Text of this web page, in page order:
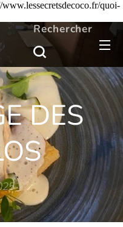
quoi-
Rechercher
DES